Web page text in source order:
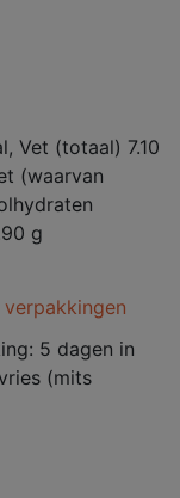
Vet (totaal) 7.10
(waarvan
g
5 dagen in
(mits